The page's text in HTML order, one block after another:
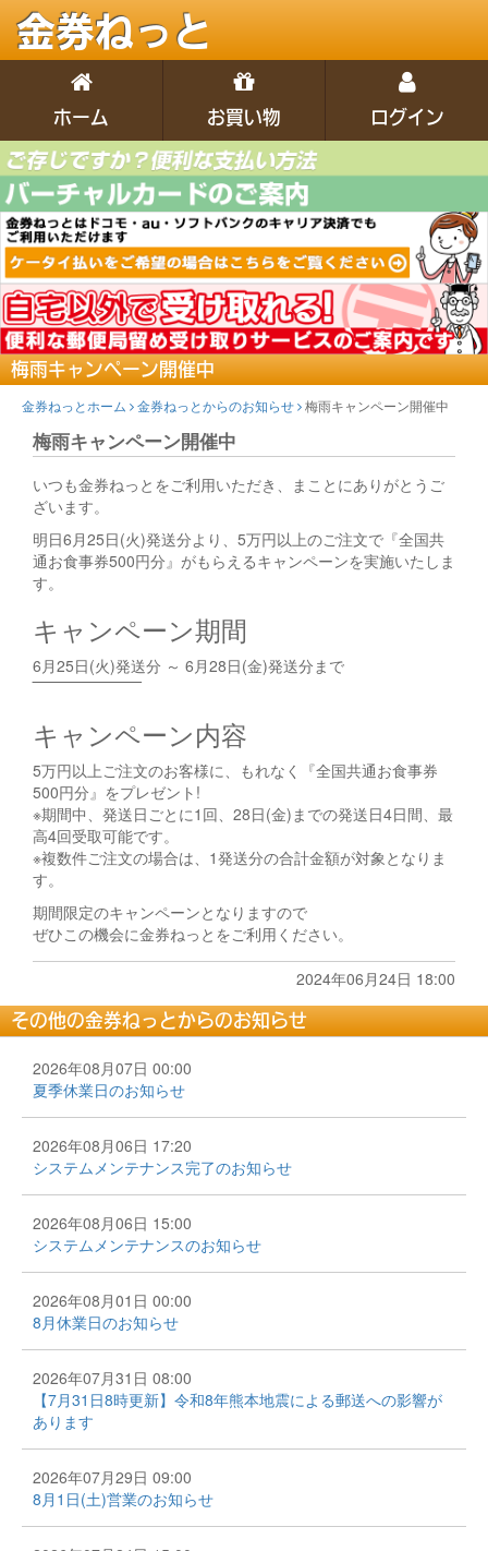
金券ねっと
ホーム お買い物 ログイン
梅雨キャンペーン開催中
金券ねっとホーム
金券ねっとからのお知らせ 梅雨キャンペーン開催中
梅雨キャンペーン開催中
いつも金券ねっとをご利用いただき、まことにありがとうご
ざいます。
明日6月25日(火)発送分より、5万円以上のご注文で『全国共
通お食事券500円分』がもらえるキャンペーンを実施いたしま
す。
キャンペーン期間
6月25日(火)発送分 ～ 6月28日(金)発送分まで
‾‾‾‾‾‾‾‾‾‾‾‾‾‾‾‾‾‾‾‾
キャンペーン内容
5万円以上ご注文のお客様に、もれなく『全国共通お食事券
500円分』をプレゼント!
※期間中、発送日ごとに1回、28日(金)までの発送日4日間、最
高4回受取可能です。
※複数件ご注文の場合は、1発送分の合計金額が対象となりま
す。
期間限定のキャンペーンとなりますので
ぜひこの機会に金券ねっとをご利用ください。
2024年06月24日 18:00
その他の金券ねっとからのお知らせ
2026年08月07日 00:00
夏季休業日のお知らせ
2026年08月06日 17:20
システムメンテナンス完了のお知らせ
2026年08月06日 15:00
システムメンテナンスのお知らせ
2026年08月01日 00:00
8月休業日のお知らせ
2026年07月31日 08:00
【7月31日8時更新】令和8年熊本地震による郵送への影響が
あります
2026年07月29日 09:00
8月1日(土)営業のお知らせ